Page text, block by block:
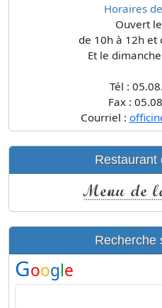
Horaires
Ouvert
de 10h à 12h et
Et le
Tél :
Fax :
Courriel :
Restaurant
Recherche
Google